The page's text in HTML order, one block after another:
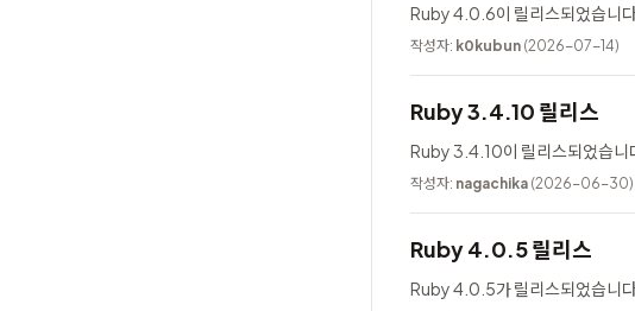
Ruby 4.0.6이 릴리스되었습니
작성자: k0kubun (2026-07-14)
Ruby 3.4.10 릴리스
Ruby 3.4.10이 릴리스되었습니
작성자: nagachika (2026-06-30)
Ruby 4.0.5 릴리스
Ruby 4.0.5가 릴리스되었습니